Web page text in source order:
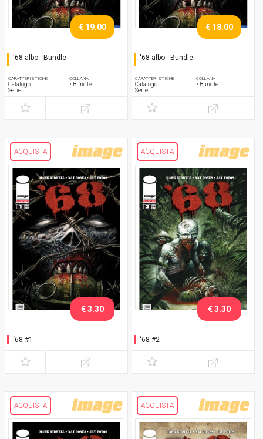
'68 albo - Bundle
€ 19.00
CARATTERISTICHE
Catalogo
Serie
COLLANA
• Bundle
'68 albo - Bundle
€ 18.00
CARATTERISTICHE
Catalogo
Serie
COLLANA
• Bundle
ACQUISTA
‘68 #1
€ 3.30
ACQUISTA
‘68 #2
€ 3.30
ACQUISTA ACQUISTA